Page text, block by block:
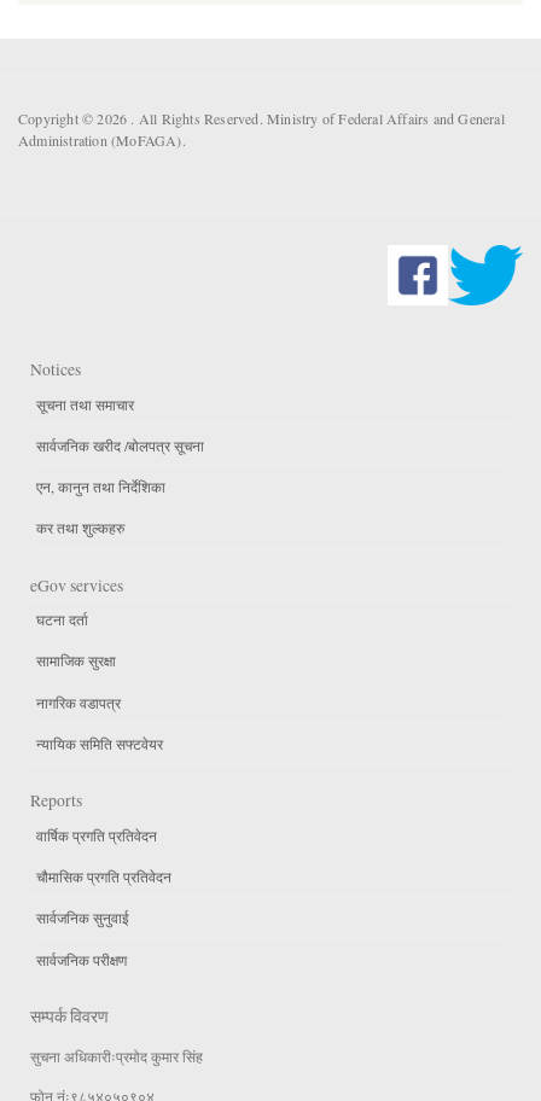
Copyright © 2026 . All Rights Reserved. Ministry of Federal Affairs and General
Administration (MoFAGA).
Notices
सूचना तथा समाचार
सार्वजनिक खरीद /बोलपत्र सूचना
एन, कानुन तथा निर्देशिका
कर तथा शुल्कहरु
eGov services
घटना दर्ता
सामाजिक सुरक्षा
नागरिक वडापत्र
न्यायिक समिति सफ्टवेयर
Reports
वार्षिक प्रगति प्रतिवेदन
चौमासिक प्रगति प्रतिवेदन
सार्वजनिक सुनुवाई
सार्वजनिक परीक्षण
सम्पर्क विवरण
सुचना अधिकारीःप्रमोद कुमार सिंह
फोन नंः९८५४०५०९०४